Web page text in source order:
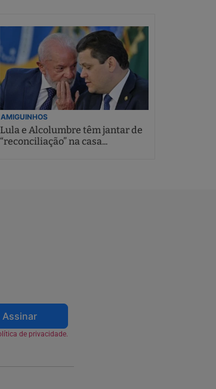
AMIGUINHOS
Lula e Alcolumbre têm jantar de
“reconciliação” na casa...
Assinar
de privacidade.